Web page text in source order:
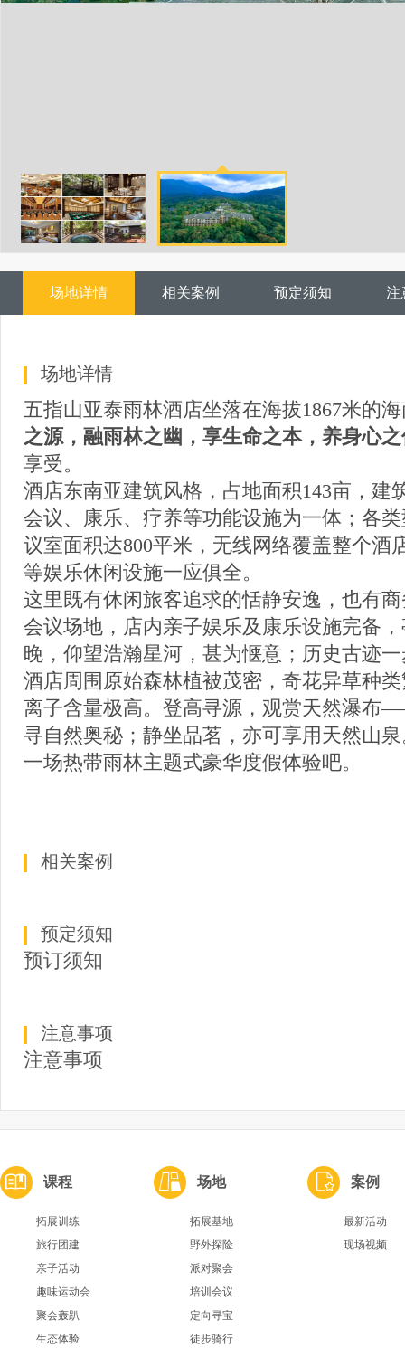
场地详情 相关案例 预定须知 注
场地详情
五指山亚泰雨林酒店坐落在海拔1867米的
之源，融雨林之幽，享生命之本，养身心
享受。
酒店东南亚建筑风格，占地面积143亩，建
会议、康乐、疗养等功能设施为一体；各
议室面积达800平米，无线网络覆盖整个酒
等娱乐休闲设施一应俱全。
这里既有休闲旅客追求的恬静安逸，也有
会议场地，店内亲子娱乐及康乐设施完备
晚，仰望浩瀚星河，甚为惬意；历史古迹
酒店周围原始森林植被茂密，奇花异草种
离子含量极高。登高寻源，观赏天然瀑布
寻自然奥秘；静坐品茗，亦可享用天然山
一场热带雨林主题式豪华度假体验吧。
相关案例
预定须知
预订须知
注意事项
注意事项
课程
拓展训练
旅行团建
亲子活动
趣味运动会
聚会轰趴
生态体验
场地
拓展基地
野外探险
派对聚会
培训会议
定向寻宝
徒步骑行
案例
最新活动
现场视频